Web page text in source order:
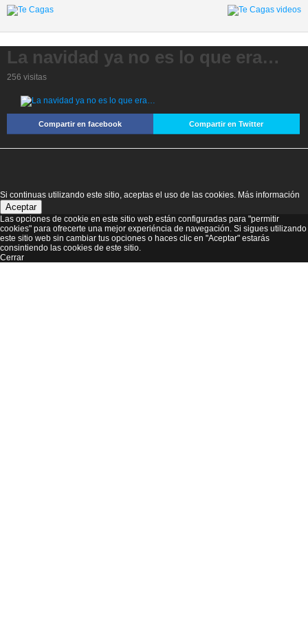
La navidad ya no es lo que era…
256 visitas
Compartir en facebook Compartir en Twitter
Si continuas utilizando este sitio, aceptas el uso de las cookies. Más información
Aceptar
Las opciones de cookie en este sitio web están configuradas para "permitir
cookies" para ofrecerte una mejor experiéncia de navegación. Si sigues utilizando
este sitio web sin cambiar tus opciones o haces clic en "Aceptar" estarás
consintiendo las cookies de este sitio.
Cerrar